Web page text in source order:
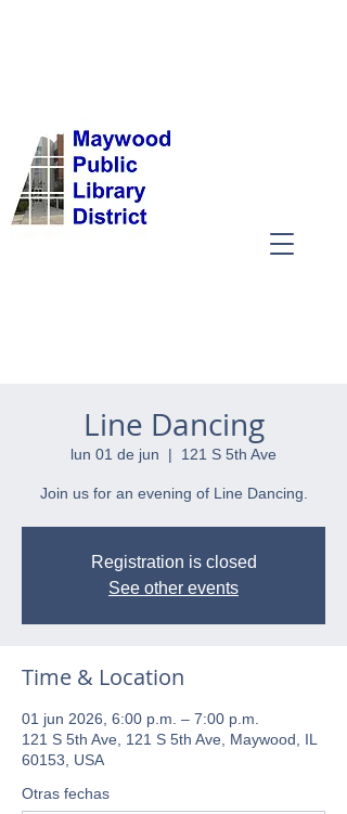
Line Dancing
lun 01 de jun
  |
121 S 5th Ave
Join us for an evening of Line Dancing.
Registration is closed
See other events
Time & Location
01 jun 2026, 6:00 p.m. – 7:00 p.m.
121 S 5th Ave, 121 S 5th Ave, Maywood, IL
60153, USA
Otras fechas